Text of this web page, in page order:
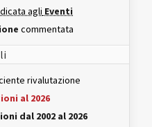
agli Eventi
commentata
rivalutazione
al 2026
dal 2002 al 2026